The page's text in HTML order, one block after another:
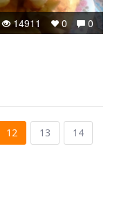
0
0
14911
12 13
14